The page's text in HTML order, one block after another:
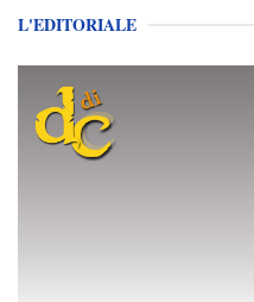
L'EDITORIALE